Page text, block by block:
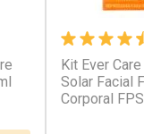
Ativar
Kit Ever
Solar Facial
Corporal